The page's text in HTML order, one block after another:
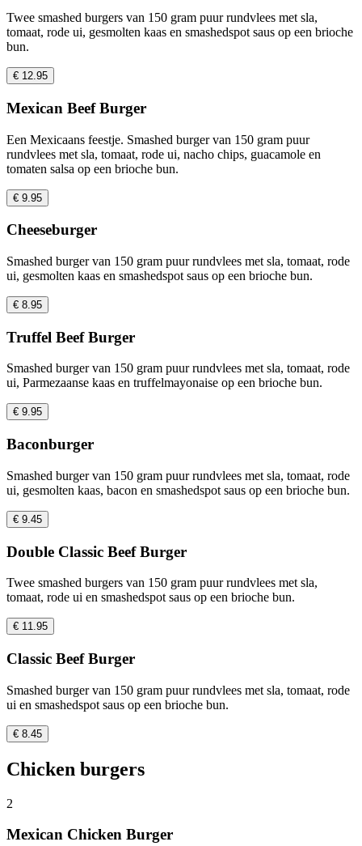
Twee smashed burgers van 150 gram puur rundvlees met sla,
tomaat, rode ui, gesmolten kaas en smashedspot saus op een brioche
bun.
€ 12.95
Mexican Beef Burger
Een Mexicaans feestje. Smashed burger van 150 gram puur
rundvlees met sla, tomaat, rode ui, nacho chips, guacamole en
tomaten salsa op een brioche bun.
€ 9.95
Cheeseburger
Smashed burger van 150 gram puur rundvlees met sla, tomaat, rode
ui, gesmolten kaas en smashedspot saus op een brioche bun.
€ 8.95
Truffel Beef Burger
Smashed burger van 150 gram puur rundvlees met sla, tomaat, rode
ui, Parmezaanse kaas en truffelmayonaise op een brioche bun.
€ 9.95
Baconburger
Smashed burger van 150 gram puur rundvlees met sla, tomaat, rode
ui, gesmolten kaas, bacon en smashedspot saus op een brioche bun.
€ 9.45
Double Classic Beef Burger
Twee smashed burgers van 150 gram puur rundvlees met sla,
tomaat, rode ui en smashedspot saus op een brioche bun.
€ 11.95
Classic Beef Burger
Smashed burger van 150 gram puur rundvlees met sla, tomaat, rode
ui en smashedspot saus op een brioche bun.
€ 8.45
Chicken burgers
2
Mexican Chicken Burger